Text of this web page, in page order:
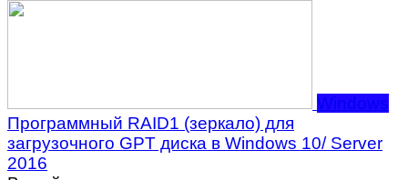
Windows
Программный RAID1 (зеркало) для
загрузочного GPT диска в Windows 10/ Server
2016